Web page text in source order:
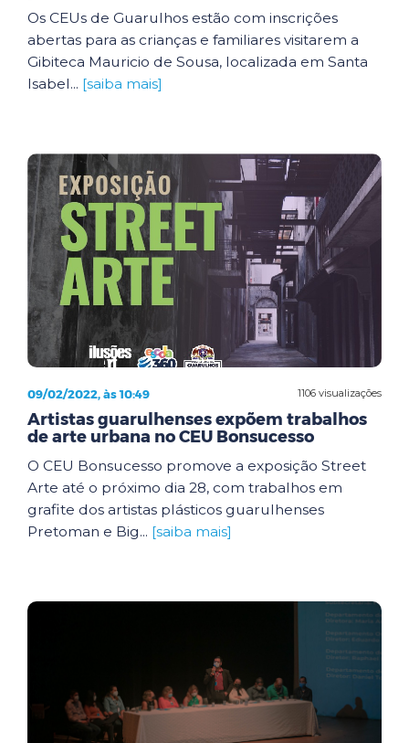
Os CEUs de Guarulhos estão com inscrições
abertas para as crianças e familiares visitarem a
Gibiteca Mauricio de Sousa, localizada em Santa
Isabel... [saiba mais]
1106 visualizações
09/02/2022, às 10:49
Artistas guarulhenses expõem trabalhos
de arte urbana no CEU Bonsucesso
O CEU Bonsucesso promove a exposição Street
Arte até o próximo dia 28, com trabalhos em
grafite dos artistas plásticos guarulhenses
Pretoman e Big... [saiba mais]